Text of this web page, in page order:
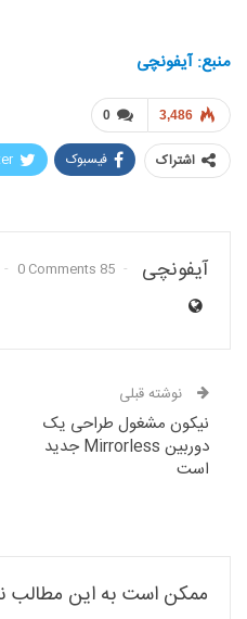
منبع: آیفونچی
0 3,486
اشتراک فیسبوک
آیفونچی 85 Posts
0 Comments
نوشته قبلی
نیکون مشغول طراحی یک
دوربین Mirrorless جدید
است
ممکن است به این مطالب